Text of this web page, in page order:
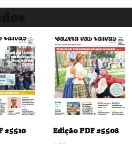
#5510 Edição PDF #5508